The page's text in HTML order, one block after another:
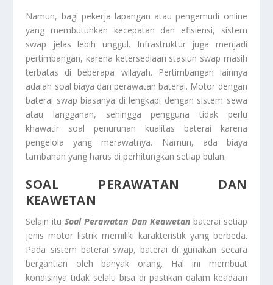
Namun, bagi pekerja lapangan atau pengemudi online
yang membutuhkan kecepatan dan efisiensi, sistem
swap jelas lebih unggul. Infrastruktur juga menjadi
pertimbangan, karena ketersediaan stasiun swap masih
terbatas di beberapa wilayah. Pertimbangan lainnya
adalah soal biaya dan perawatan baterai. Motor dengan
baterai swap biasanya di lengkapi dengan sistem sewa
atau langganan, sehingga pengguna tidak perlu
khawatir soal penurunan kualitas baterai karena
pengelola yang merawatnya. Namun, ada biaya
tambahan yang harus di perhitungkan setiap bulan.
SOAL PERAWATAN DAN
KEAWETAN
Selain ituSoal Perawatan Dan Keawetanbaterai setiap
jenis motor listrik memiliki karakteristik yang berbeda.
Pada sistem baterai swap, baterai di gunakan secara
bergantian oleh banyak orang. Hal ini membuat
kondisinya tidak selalu bisa di pastikan dalam keadaan